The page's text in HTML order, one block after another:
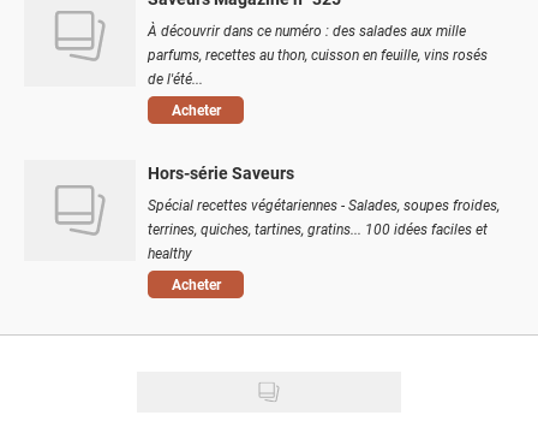
À découvrir dans ce numéro : des salades aux mille
parfums, recettes au thon, cuisson en feuille, vins rosés
de l'été...
Acheter
Hors-série Saveurs
Spécial recettes végétariennes - Salades, soupes froides,
terrines, quiches, tartines, gratins... 100 idées faciles et
healthy
Acheter